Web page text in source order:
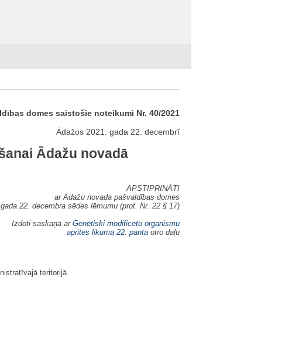
domes saistošie noteikumi Nr. 40/2021
Ādažos 2021. gada 22. decembrī
Ādažu novadā
APSTIPRINĀTI
ar Ādažu novada pašvaldības domes
22. decembra sēdes lēmumu (prot. Nr. 22 § 17)
Izdoti saskaņā ar Ģenētiski modificēto organismu
aprites likuma 22. panta otro daļu
teritorijā.